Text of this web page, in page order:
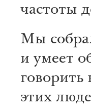
частоты
Мы
и умеет
этих